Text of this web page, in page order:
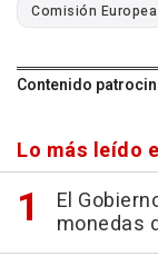
Comisión Europea
Contenido
Lo más leído
El
monedas